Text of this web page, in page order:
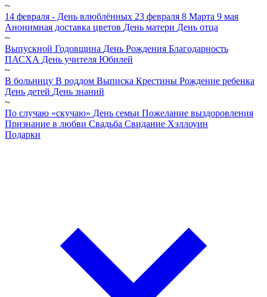
~
14 февраля - День влюблённых 23 февраля 8 Марта 9 мая
Анонимная доставка цветов День матери День отца
~
Выпускной Годовщина День Рождения Благодарность
ПАСХА День учителя Юбилей
~
В больницу В роддом Выписка Крестины Рождение ребенка
День детей День знаний
~
По случаю «скучаю» День семьи Пожелание выздоровления
Признание в любви Свадьба Свидание Хэллоуин
Подарки